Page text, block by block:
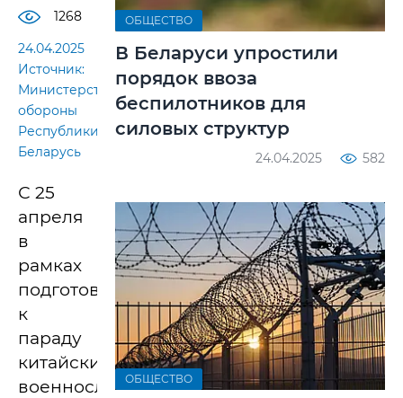
1268
24.04.2025
Источник:
Министерство
обороны
Республики
Беларусь
С 25
апреля
в
рамках
подготовки
к
параду
китайские
военнослужащие
ОБЩЕСТВО
В Беларуси упростили
порядок ввоза
беспилотников для
силовых структур
24.04.2025 582
ОБЩЕСТВО